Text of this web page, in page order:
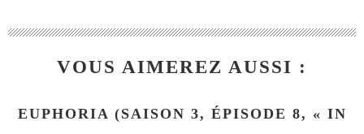
VOUS AIMEREZ AUSSI :
EUPHORIA (SAISON 3, ÉPISODE 8, « IN